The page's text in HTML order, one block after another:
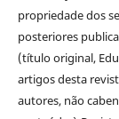
propriedade dos
posteriores
(título original,
artigos desta
autores, não